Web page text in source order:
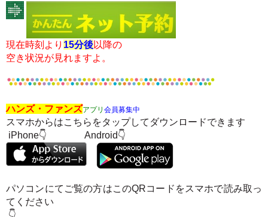
現在時刻より 15分後以降の
空き状況が見れますよ。
ハンズ・ファンズアプリ 会員募集中
スマホからはこちらをタップしてダウンロードできます
iPhone👇 Android👇
パソコンにてご覧の方はこのQRコードをスマホで読み取っ
てください
👇